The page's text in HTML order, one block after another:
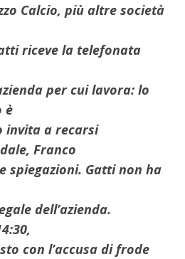
Calcio, più altre società
riceve la telefonata
per cui lavora: lo
è
invita a recarsi
Franco
spiegazioni. Gatti non ha
dell’azienda.
con l’accusa di frode